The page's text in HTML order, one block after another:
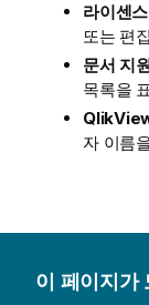
라이센
또는 편
문서 지
목록을
자 이름
이 페이지가